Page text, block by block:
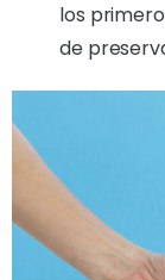
los
de